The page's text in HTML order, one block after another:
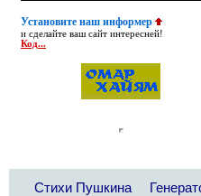
Установите наш информер
и сделайте ваш сайт интересней!
Код...
Стихи Пушкина